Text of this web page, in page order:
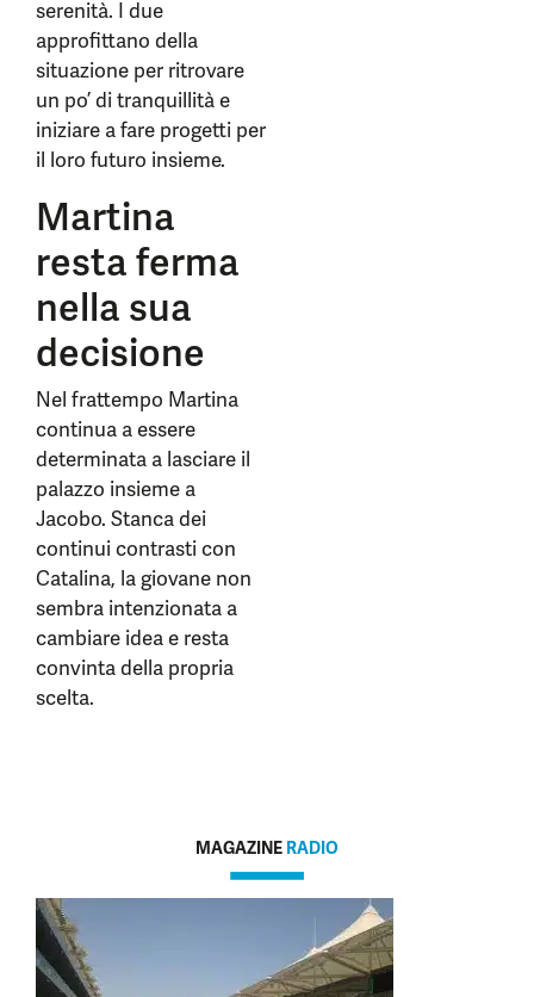
serenità. I due
approfittano della
situazione per ritrovare
un po’ di tranquillità e
iniziare a fare progetti per
il loro futuro insieme.
Martina
resta ferma
nella sua
decisione
Nel frattempo Martina
continua a essere
determinata a lasciare il
palazzo insieme a
Jacobo. Stanca dei
continui contrasti con
Catalina, la giovane non
sembra intenzionata a
cambiare idea e resta
convinta della propria
scelta.
MAGAZINE RADIO